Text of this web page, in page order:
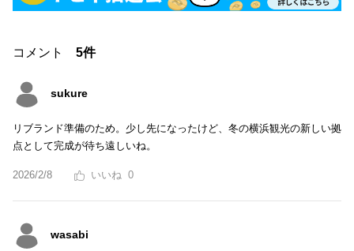
コメント 5件
sukure
リブランド準備のため。少し先になったけど、冬の横浜観光の新しい拠
点として完成が待ち遠しいね。
2026/2/8 0
wasabi